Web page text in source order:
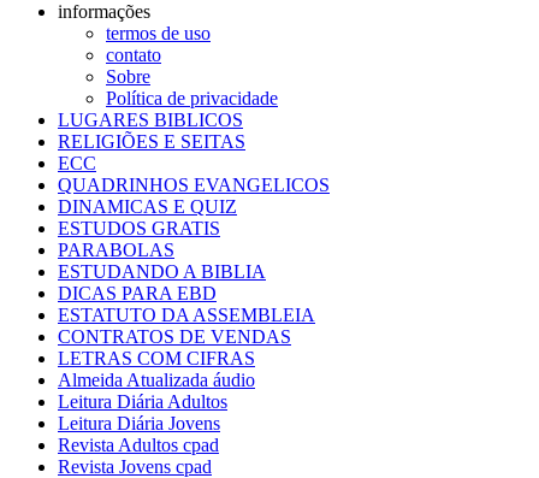
informações
termos de uso
contato
Sobre
Política de privacidade
LUGARES BIBLICOS
RELIGIÕES E SEITAS
ECC
QUADRINHOS EVANGELICOS
DINAMICAS E QUIZ
ESTUDOS GRATIS
PARABOLAS
ESTUDANDO A BIBLIA
DICAS PARA EBD
ESTATUTO DA ASSEMBLEIA
CONTRATOS DE VENDAS
LETRAS COM CIFRAS
Almeida Atualizada áudio
Leitura Diária Adultos
Leitura Diária Jovens
Revista Adultos cpad
Revista Jovens cpad